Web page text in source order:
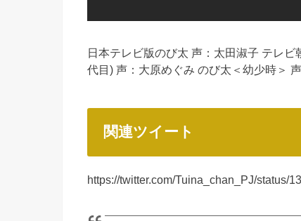
日本テレビ版のび太 声：太田淑子 テレ
代目) 声：大原めぐみ のび太＜幼少時＞
関連ツイート
https://twitter.com/Tuina_chan_PJ/status/